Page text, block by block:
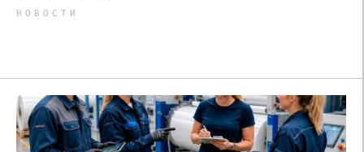
НОВОСТИ